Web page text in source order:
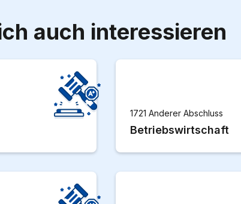
auch interessieren
1721 Anderer Abschluss
Betriebswirtschaft